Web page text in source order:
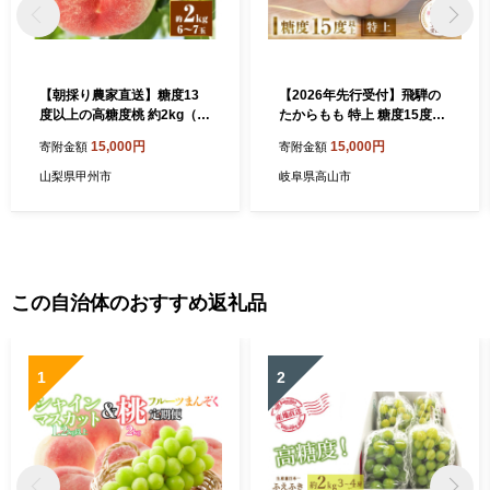
【朝採り農家直送】糖度13
度以上の高糖度桃 約2kg（6
F）B-450 【桃 もも モモ 令
和8年発送 期間限定 山梨県産
寄附金額 15,000円
山梨県甲州市
【2026年先行受付】飛騨の
たからもも 特上 糖度15度以
上の甘さ 濃厚 甘い 贈答 農家
直送 飛騨の朝採り桃 飛騨高
寄附金額 15,000円
岐阜県高山市
この自治体のおすすめ返礼品
1 2